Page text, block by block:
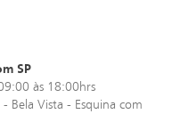
SP
às 18:00hrs
Bela Vista - Esquina com